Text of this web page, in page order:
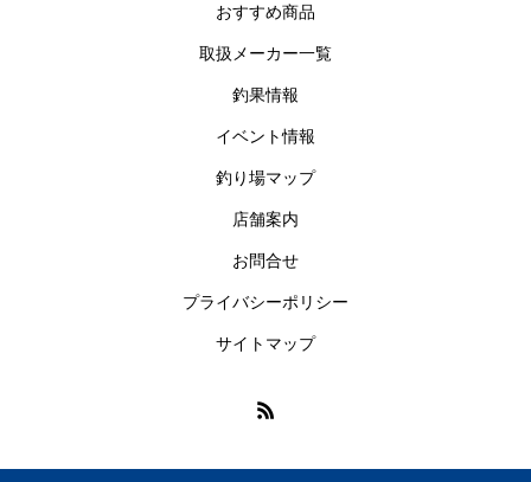
おすすめ商品
取扱メーカー一覧
釣果情報
イベント情報
釣り場マップ
店舗案内
お問合せ
プライバシーポリシー
サイトマップ